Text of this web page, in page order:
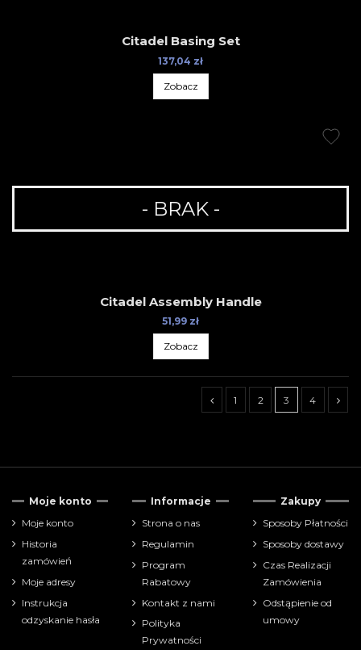
Citadel Basing Set
137,04 zł
Zobacz
- BRAK -
Citadel Assembly Handle
51,99 zł
Zobacz
1 2 3 4
Cena
zł
akcesoria
Moje konto
Moje konto
Historia
zamówień
Moje adresy
Instrukcja
odzyskanie hasła
Informacje
Strona o nas
Regulamin
Program
Rabatowy
Kontakt z nami
Polityka
Prywatności
Zakupy
Sposoby Płatności
Sposoby dostawy
Czas Realizacji
Zamówienia
Odstąpienie od
umowy